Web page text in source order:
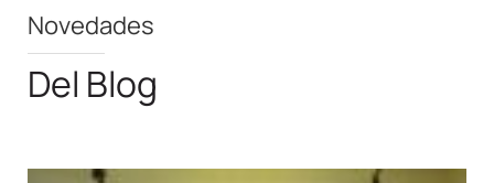
Novedades
Del Blog